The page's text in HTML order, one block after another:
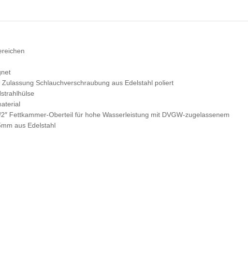
Schlauchverschraubung aus Edelstahl poliert
Fettkammer-Oberteil für hohe Wasserleistung mit DVGW-zugelassenem
aus Edelstahl